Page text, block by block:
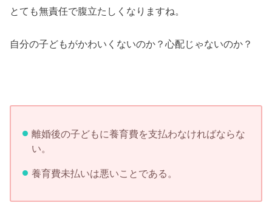
とても無責任で腹立たしくなりますね。
自分の子どもがかわいくないのか？心配じゃないのか？
離婚後の子どもに養育費を支払わなければならな
い。
養育費未払いは悪いことである。